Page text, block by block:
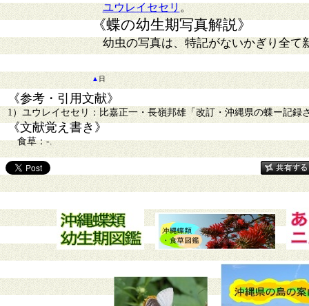
ユウレイセセリ。
《蝶の幼生期写真解説》
幼虫の写真は、特記がないかぎり全て
▲ 日
《参考・引用文献》
1）ユウレイセセリ：比嘉正一・長嶺邦雄「改訂・沖縄県の蝶ー記録
《文献覚え書き》
食草：-.